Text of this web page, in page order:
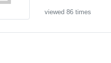
viewed 86 times